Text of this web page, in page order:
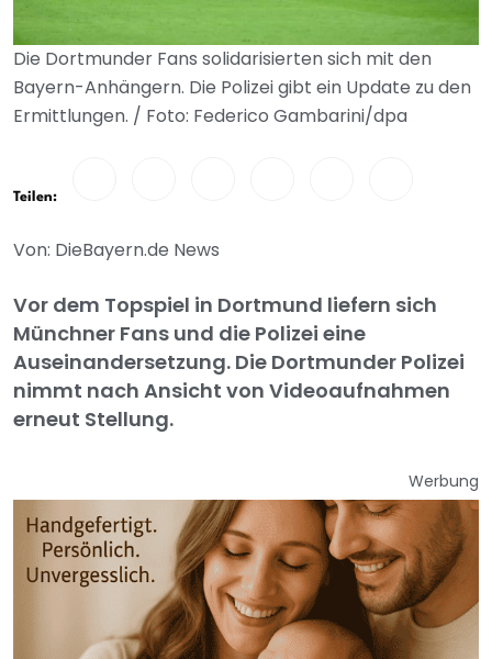
Die Dortmunder Fans solidarisierten sich mit den
Bayern-Anhängern. Die Polizei gibt ein Update zu den
Ermittlungen. / Foto: Federico Gambarini/dpa
Teilen:
Von: DieBayern.de News
Vor dem Topspiel in Dortmund liefern sich
Münchner Fans und die Polizei eine
Auseinandersetzung. Die Dortmunder Polizei
nimmt nach Ansicht von Videoaufnahmen
erneut Stellung.
Werbung